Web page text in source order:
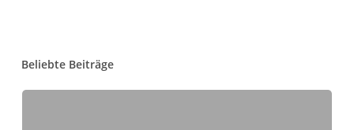
Beliebte Beiträge